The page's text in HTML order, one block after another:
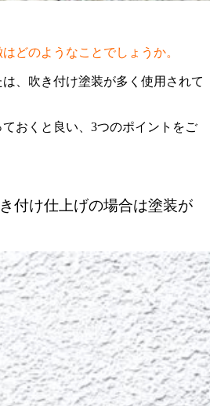
どのようなことでしょうか。
、吹き付け塗装が多く使用されて
おくと良い、3つのポイントをご
付け仕上げの場合は塗装が